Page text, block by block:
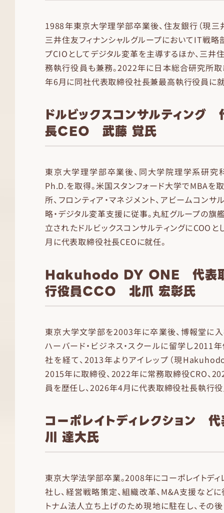
1988年東京大学理学部卒業後、住友銀行（現三
三井住友フィナンシャルグループにおいてIT戦略
プCIOとしてデジタル変革を主導するほか、三井
務執行役員も兼務。2022年に日本総合研究所
年6月に同社代表取締役社長兼最高執行役員に就
ドルビックスコンサルティング
長CEO 武藤 覚氏
東京大学理学部卒業後、同大学院理学系研究
Ph.D.を取得。米国スタンフォード大学でMBAを
所、フロンティア・マネジメント、アビームコン
略・デジタル変革支援に従事。丸紅グループの旗
立されたドルビックスコンサルティングにCOO
月に代表取締役社長CEOに就任。
Hakuhodo DY ONE 代表
行役員CCO 北爪 宏彰氏
東京大学文学部を2003年に卒業後、博報堂に
ハーバード・ビジネス・スクールに留学し2011
社を経て、2013年よりアイレップ（現
2015年に取締役、2022年に常務取締役CRO、
員を歴任し、2026年4月に代表取締役社長執行役
コーポレイトディレクション
川 達大氏
東京大学法学部卒業。2008年にコーポレイトディ
社し、経営戦略策定、組織改革、M&A支援など
トナム法人立ち上げのため現地に駐在し、その